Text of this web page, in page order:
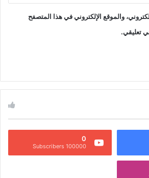
والموقع الإلكتروني في هذا المتصفح
تعليقي.
0
100000 Subscribers